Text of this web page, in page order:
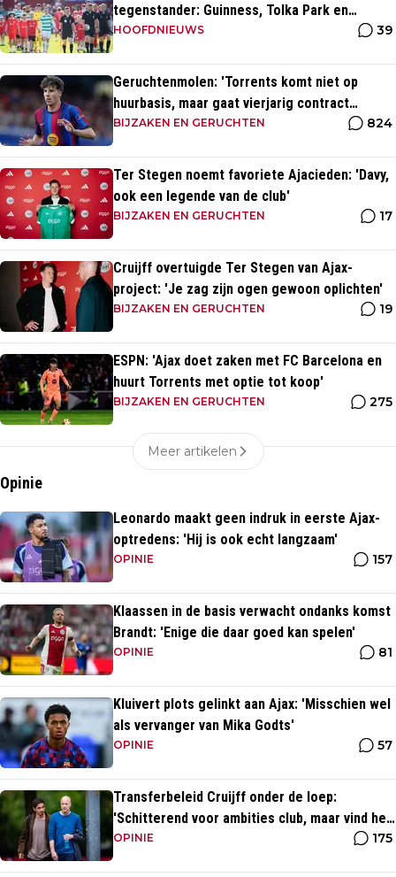
tegenstander: Guinness, Tolka Park en
bijzonder lage marktwaarde
HOOFDNIEUWS 39
Geruchtenmolen: 'Torrents komt niet op
huurbasis, maar gaat vierjarig contract
tekenen bij Ajax'
BIJZAKEN EN GERUCHTEN 824
Ter Stegen noemt favoriete Ajacieden: 'Davy,
ook een legende van de club'
BIJZAKEN EN GERUCHTEN 17
Cruijff overtuigde Ter Stegen van Ajax-
project: 'Je zag zijn ogen gewoon oplichten'
BIJZAKEN EN GERUCHTEN 19
ESPN: 'Ajax doet zaken met FC Barcelona en
huurt Torrents met optie tot koop'
BIJZAKEN EN GERUCHTEN 275
Meer artikelen
Opinie
Leonardo maakt geen indruk in eerste Ajax-
optredens: 'Hij is ook echt langzaam'
OPINIE 157
Klaassen in de basis verwacht ondanks komst
Brandt: 'Enige die daar goed kan spelen'
OPINIE 81
Kluivert plots gelinkt aan Ajax: 'Misschien wel
als vervanger van Mika Godts'
OPINIE 57
Transferbeleid Cruijff onder de loep:
'Schitterend voor ambities club, maar vind het
heel opvallend'
OPINIE 175